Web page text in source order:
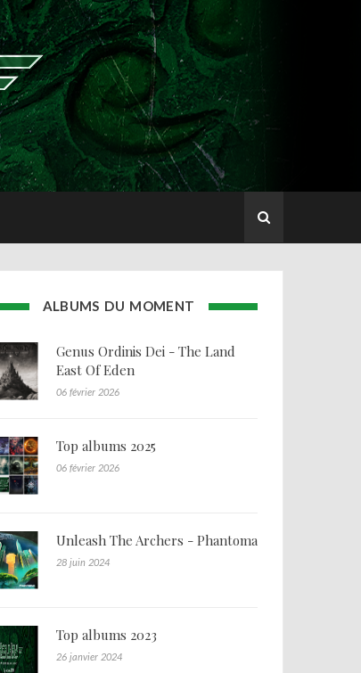
ALBUMS DU MOMENT
Genus Ordinis Dei - The Land
East Of Eden
06 février 2026
Top albums 2025
06 février 2026
Unleash The Archers - Phantoma
28 juin 2024
Top albums 2023
26 janvier 2024